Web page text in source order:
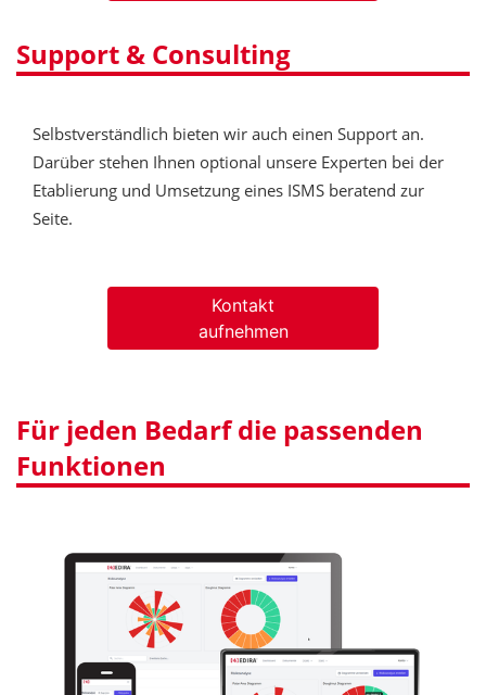
Support & Consulting
Selbstverständlich bieten wir auch einen Support an.
Darüber stehen Ihnen optional unsere Experten bei der
Etablierung und Umsetzung eines ISMS beratend zur
Seite.
Kontakt
aufnehmen
Für jeden Bedarf die passenden
Funktionen